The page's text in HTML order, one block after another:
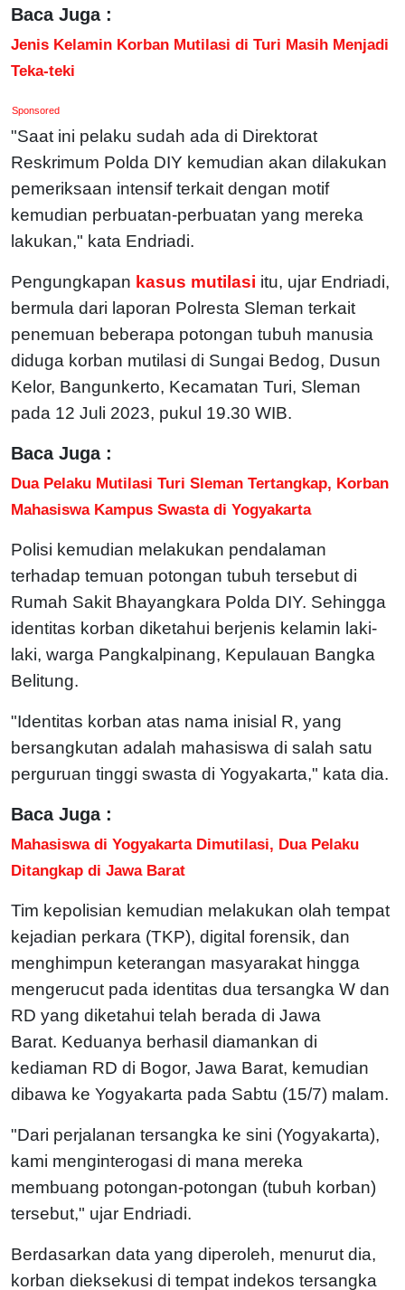
Baca Juga :
Jenis Kelamin Korban Mutilasi di Turi Masih Menjadi
Teka-teki
Sponsored
"Saat ini pelaku sudah ada di Direktorat
Reskrimum Polda DIY kemudian akan dilakukan
pemeriksaan intensif terkait dengan motif
kemudian perbuatan-perbuatan yang mereka
lakukan," kata Endriadi.
Pengungkapan kasus mutilasi itu, ujar Endriadi,
bermula dari laporan Polresta Sleman terkait
penemuan beberapa potongan tubuh manusia
diduga korban mutilasi di Sungai Bedog, Dusun
Kelor, Bangunkerto, Kecamatan Turi, Sleman
pada 12 Juli 2023, pukul 19.30 WIB.
Baca Juga :
Dua Pelaku Mutilasi Turi Sleman Tertangkap, Korban
Mahasiswa Kampus Swasta di Yogyakarta
Polisi kemudian melakukan pendalaman
terhadap temuan potongan tubuh tersebut di
Rumah Sakit Bhayangkara Polda DIY. Sehingga
identitas korban diketahui berjenis kelamin laki-
laki, warga Pangkalpinang, Kepulauan Bangka
Belitung.
"Identitas korban atas nama inisial R, yang
bersangkutan adalah mahasiswa di salah satu
perguruan tinggi swasta di Yogyakarta," kata dia.
Baca Juga :
Mahasiswa di Yogyakarta Dimutilasi, Dua Pelaku
Ditangkap di Jawa Barat
Tim kepolisian kemudian melakukan olah tempat
kejadian perkara (TKP), digital forensik, dan
menghimpun keterangan masyarakat hingga
mengerucut pada identitas dua tersangka W dan
RD yang diketahui telah berada di Jawa
Barat. Keduanya berhasil diamankan di
kediaman RD di Bogor, Jawa Barat, kemudian
dibawa ke Yogyakarta pada Sabtu (15/7) malam.
"Dari perjalanan tersangka ke sini (Yogyakarta),
kami menginterogasi di mana mereka
membuang potongan-potongan (tubuh korban)
tersebut," ujar Endriadi.
Berdasarkan data yang diperoleh, menurut dia,
korban dieksekusi di tempat indekos tersangka